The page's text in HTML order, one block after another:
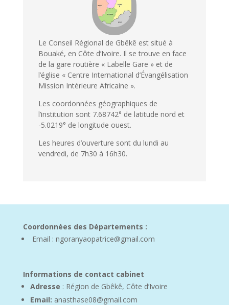
Le Conseil Régional de Gbêkê est situé à
Bouaké, en Côte d’Ivoire. Il se trouve en face
de la gare routière « Labelle Gare » et de
l’église « Centre International d’Évangélisation
Mission Intérieure Africaine ».
Les coordonnées géographiques de
l’institution sont 7.68742° de latitude nord et
-5.0219° de longitude ouest.
Les heures d’ouverture sont du lundi au
vendredi, de 7h30 à 16h30.
Coordonnées des Départements :
Email : ngoranyaopatrice@gmail.com
Informations de contact cabinet
Adresse : Région de Gbêkê, Côte d’Ivoire
Email: anasthase08@gmail.com